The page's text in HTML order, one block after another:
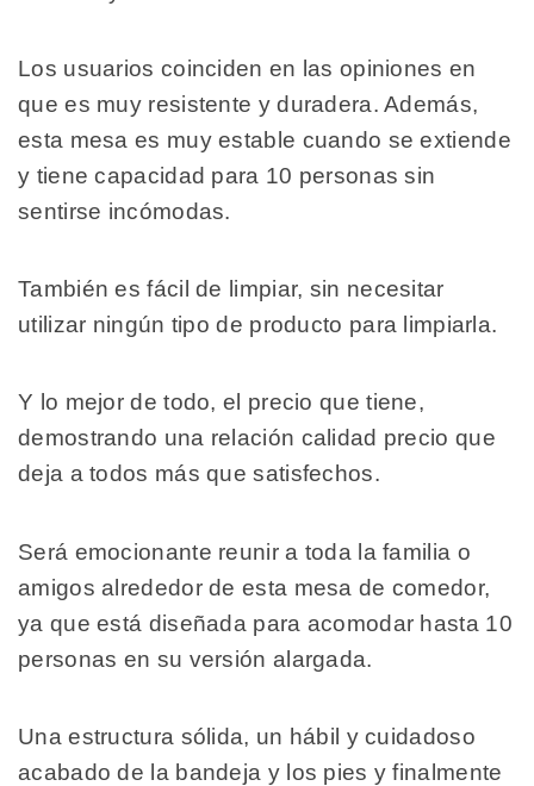
Los usuarios coinciden en las opiniones en
que es muy resistente y duradera. Además,
esta mesa es muy estable cuando se extiende
y tiene capacidad para 10 personas sin
sentirse incómodas.
También es fácil de limpiar, sin necesitar
utilizar ningún tipo de producto para limpiarla.
Y lo mejor de todo, el precio que tiene,
demostrando una relación calidad precio que
deja a todos más que satisfechos.
Será emocionante reunir a toda la familia o
amigos alrededor de esta mesa de comedor,
ya que está diseñada para acomodar hasta 10
personas en su versión alargada.
Una estructura sólida, un hábil y cuidadoso
acabado de la bandeja y los pies y finalmente